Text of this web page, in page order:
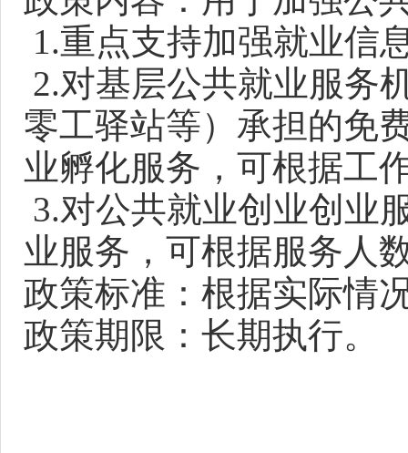
1.重点支持加强就业信
2.对基层公共就业服务
零工驿站等）承担的免
业孵化服务，可根据工
3.对公共就业创业创业
业服务，可根据服务人
政策标准：根据实际情
政策期限：长期执行。